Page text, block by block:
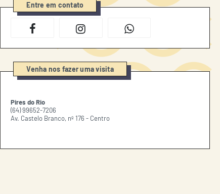
Entre em contato
Venha nos fazer uma visita
Pires do Rio
(64) 99652-7206
Av. Castelo Branco, nº 176 - Centro